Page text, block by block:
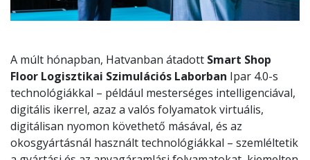
A múlt hónapban, Hatvanban átadott Smart Shop
Floor Logisztikai Szimulációs Laborban Ipar 4.0-s
technológiákkal – például mesterséges intelligenciával,
digitális ikerrel, azaz a valós folyamatok virtuális,
digitálisan nyomon követhető másával, és az
okosgyártásnál használt technológiákkal – szemléltetik